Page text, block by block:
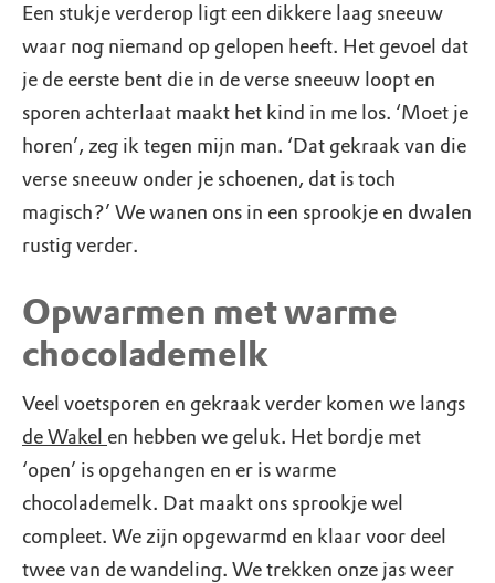
Een stukje verderop ligt een dikkere laag sneeuw
waar nog niemand op gelopen heeft. Het gevoel dat
je de eerste bent die in de verse sneeuw loopt en
sporen achterlaat maakt het kind in me los. ‘Moet je
horen’, zeg ik tegen mijn man. ‘Dat gekraak van die
verse sneeuw onder je schoenen, dat is toch
magisch?’ We wanen ons in een sprookje en dwalen
rustig verder.
Opwarmen met warme
chocolademelk
Veel voetsporen en gekraak verder komen we langs
de Wakel en hebben we geluk. Het bordje met
‘open’ is opgehangen en er is warme
chocolademelk. Dat maakt ons sprookje wel
compleet. We zijn opgewarmd en klaar voor deel
twee van de wandeling. We trekken onze jas weer